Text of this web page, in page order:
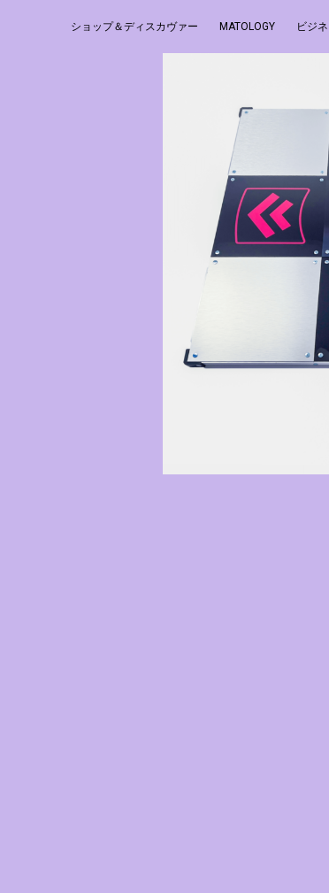
ショップ＆ディスカヴァー MATOLOGY ビジ